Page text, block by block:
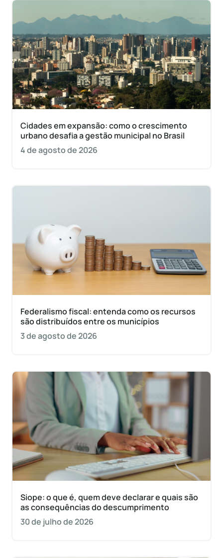
Cidades em expansão: como o crescimento
urbano desafia a gestão municipal no Brasil
4 de agosto de 2026
Federalismo fiscal: entenda como os recursos
são distribuídos entre os municípios
3 de agosto de 2026
Siope: o que é, quem deve declarar e quais são
as consequências do descumprimento
30 de julho de 2026